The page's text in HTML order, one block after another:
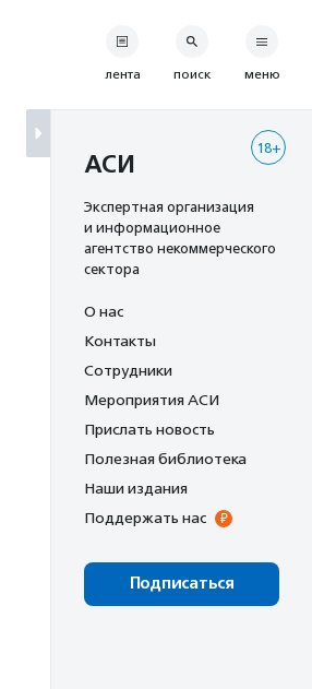
лента поиск меню
18+
АСИ
Экспертная организация
и информационное
агентство некоммерческого
сектора
О нас
Контакты
Сотрудники
Мероприятия АСИ
Прислать новость
Полезная библиотека
Наши издания
Поддержать нас
Подписаться